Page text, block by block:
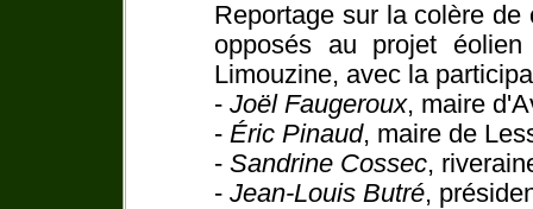
Reportage sur la colère
opposés au projet
Limouzine, avec la
- Joël Faugeroux, maire
- Éric Pinaud, maire de
- Sandrine Cossec,
- Jean-Louis Butré,